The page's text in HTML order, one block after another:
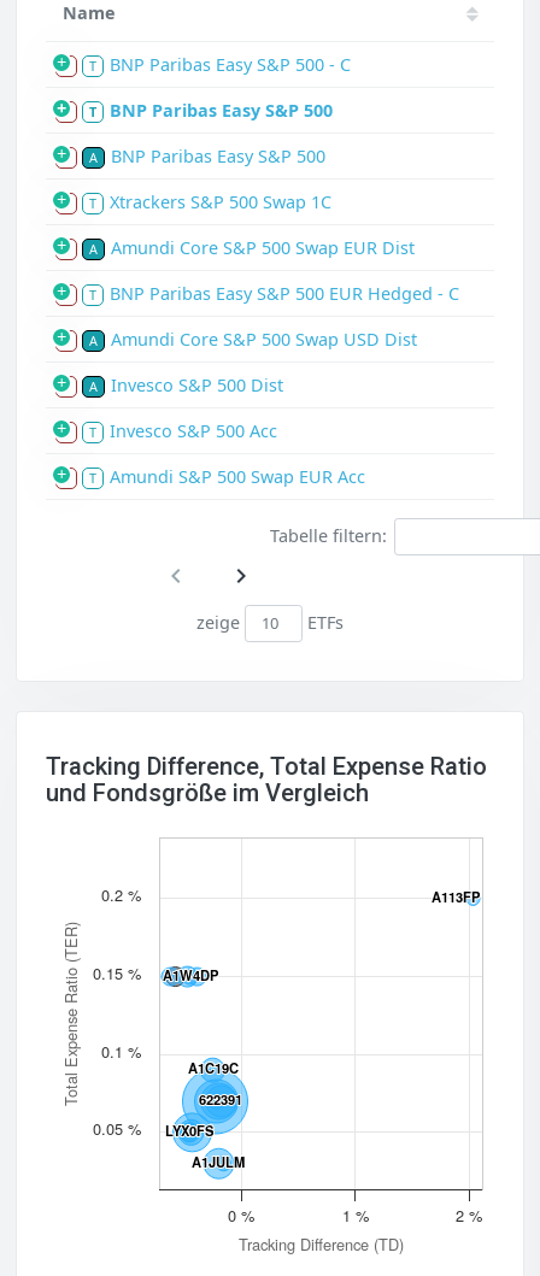
Name
S T BNP Paribas Easy S&P 500 - C
S T BNP Paribas Easy S&P 500
S A BNP Paribas Easy S&P 500
S T Xtrackers S&P 500 Swap 1C
S A Amundi Core S&P 500 Swap EUR Dist
S T BNP Paribas Easy S&P 500 EUR Hedged - C
S A Amundi Core S&P 500 Swap USD Dist
S A Invesco S&P 500 Dist
S T Invesco S&P 500 Acc
S T Amundi S&P 500 Swap EUR Acc
Tabelle filtern:
zeige ETFs
Tracking Difference, Total Expense Ratio
und Fondsgröße im Vergleich
Tracking Difference (TD)
Total Expense Ratio (TER) A1W4DP
A1W4DP
622391
622391
A1C19C
A1C19C
A1JULM
A1JULM
A113FP
A113FP
LYX0FS
LYX0FS
0 % 1 % 2 %
0.05 %
0.1 %
0.15 %
0.2 %